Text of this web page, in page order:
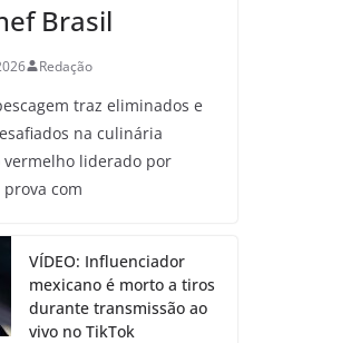
Brasil
Redação
traz eliminados e
na culinária
liderado por
prova com
VÍDEO: Influenciador
mexicano é morto a tiros
durante transmissão ao
vivo no TikTok